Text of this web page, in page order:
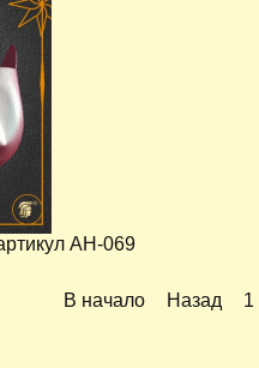
AH-069
В начало
Назад 1